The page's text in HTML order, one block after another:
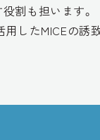
割も担います。
用したMICEの